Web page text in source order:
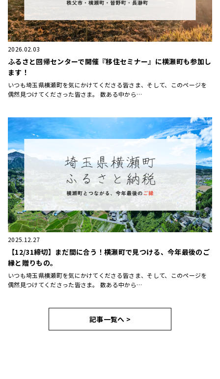
2026.02.03
ふるさと回帰センターで開催『移住セミナー』に横瀬町も参加し
ます！
いつも埼玉県横瀬町を気にかけてくださる皆さま、そして、このページを
偶然見つけてくださった皆さま。 数ある中から…
2025.12.27
【12/31締切】まだ間に合う！横瀬町で見つける、今年最後のご
縁と贈りもの。
いつも埼玉県横瀬町を気にかけてくださる皆さま、そして、このページを
偶然見つけてくださった皆さま。 数ある中から…
記事一覧へ >